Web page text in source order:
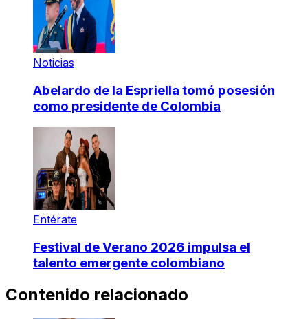
Noticias
Abelardo de la Espriella tomó posesión
como presidente de Colombia
Entérate
Festival de Verano 2026 impulsa el
talento emergente colombiano
Contenido relacionado